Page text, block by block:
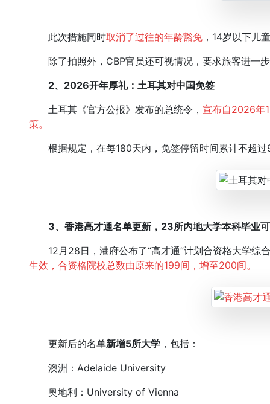
此次措施同时取消了过往的年龄豁免 ，14岁以下儿
除了拍照外，CBP官员还可视情况，要求旅客进一
2、2026开年厚礼：土耳其对中国免签
土耳其《官方公报》发布的总统令， 宣布自2026年
策。
根据规定，在每180天内，免签停留时间累计不超过
3、香港高才通名单更新，23所内地大学本科毕业
12月28日，港府公布了“高才通”计划合资格大学综
生效，合资格院校总数由原来的199间，增至200间。
更新后的名单新增5所大学 ，包括：
澳洲：Adelaide University
奥地利：University of Vienna